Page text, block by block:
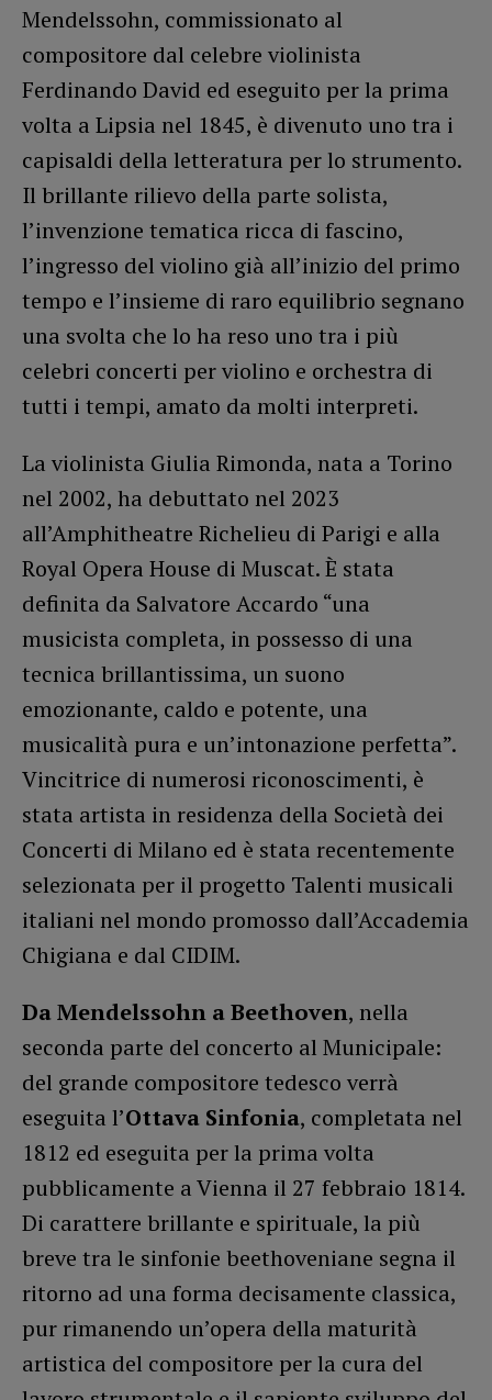
Mendelssohn, commissionato al
compositore dal celebre violinista
Ferdinando David ed eseguito per la prima
volta a Lipsia nel 1845, è divenuto uno tra i
capisaldi della letteratura per lo strumento.
Il brillante rilievo della parte solista,
l’invenzione tematica ricca di fascino,
l’ingresso del violino già all’inizio del primo
tempo e l’insieme di raro equilibrio segnano
una svolta che lo ha reso uno tra i più
celebri concerti per violino e orchestra di
tutti i tempi, amato da molti interpreti.
La violinista Giulia Rimonda, nata a Torino
nel 2002, ha debuttato nel 2023
all’Amphitheatre Richelieu di Parigi e alla
Royal Opera House di Muscat. È stata
definita da Salvatore Accardo “una
musicista completa, in possesso di una
tecnica brillantissima, un suono
emozionante, caldo e potente, una
musicalità pura e un’intonazione perfetta”.
Vincitrice di numerosi riconoscimenti, è
stata artista in residenza della Società dei
Concerti di Milano ed è stata recentemente
selezionata per il progetto Talenti musicali
italiani nel mondo promosso dall’Accademia
Chigiana e dal CIDIM.
Da Mendelssohn a Beethoven, nella
seconda parte del concerto al Municipale:
del grande compositore tedesco verrà
eseguita l’Ottava Sinfonia, completata nel
1812 ed eseguita per la prima volta
pubblicamente a Vienna il 27 febbraio 1814.
Di carattere brillante e spirituale, la più
breve tra le sinfonie beethoveniane segna il
ritorno ad una forma decisamente classica,
pur rimanendo un’opera della maturità
artistica del compositore per la cura del